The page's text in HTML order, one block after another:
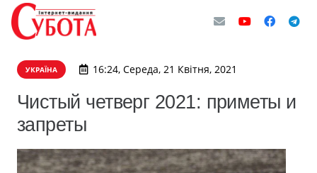
УКРАЇНА 16:24, Середа, 21 Квітня, 2021
Чистый четверг 2021: приметы и
запреты